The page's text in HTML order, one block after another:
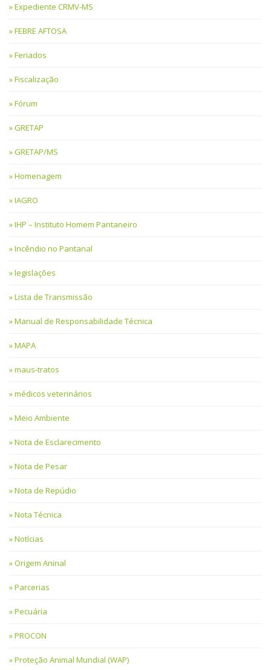
Expediente CRMV-MS
FEBRE AFTOSA
Feriados
Fiscalização
Fórum
GRETAP
GRETAP/MS
Homenagem
IAGRO
IHP – Instituto Homem Pantaneiro
Incêndio no Pantanal
legislações
Lista de Transmissão
Manual de Responsabilidade Técnica
MAPA
maus-tratos
médicos veterinários
Meio Ambiente
Nota de Esclarecimento
Nota de Pesar
Nota de Repúdio
Nota Técnica
Notícias
Origem Aninal
Parcerias
Pecuária
PROCON
Proteção Animal Mundial (WAP)